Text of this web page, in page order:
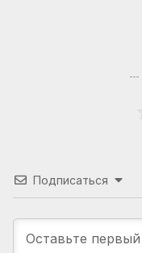
Подписаться